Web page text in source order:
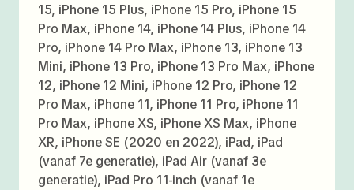
15, iPhone 15 Plus, iPhone 15 Pro, iPhone 15
Pro Max, iPhone 14, iPhone 14 Plus, iPhone 14
Pro, iPhone 14 Pro Max, iPhone 13, iPhone 13
Mini, iPhone 13 Pro, iPhone 13 Pro Max, iPhone
12, iPhone 12 Mini, iPhone 12 Pro, iPhone 12
Pro Max, iPhone 11, iPhone 11 Pro, iPhone 11
Pro Max, iPhone XS, iPhone XS Max, iPhone
XR, iPhone SE (2020 en 2022), iPad, iPad
(vanaf 7e generatie), iPad Air (vanaf 3e
generatie), iPad Pro 11-inch (vanaf 1e